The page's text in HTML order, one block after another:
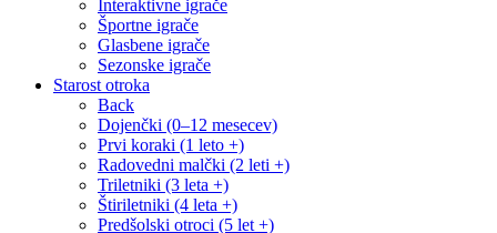
Interaktivne igrače
Športne igrače
Glasbene igrače
Sezonske igrače
Starost otroka
Back
Dojenčki (0–12 mesecev)
Prvi koraki (1 leto +)
Radovedni malčki (2 leti +)
Triletniki (3 leta +)
Štiriletniki (4 leta +)
Predšolski otroci (5 let +)